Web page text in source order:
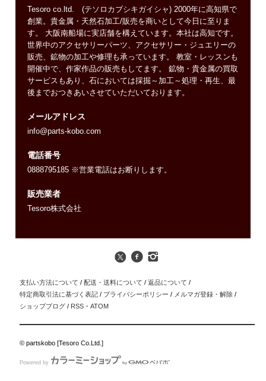
Tesoro co.ltd. (テソロカブシキガイシャ) 2000年に高知県で
創業。貴金属・天然石加工/販売を商いとして今日に至りま
す。 大阪南船場に実店舗を構えています。本社は高知です。
世界中のアクセサリーパーツ、アクセサリー・ジュエリーの
販売、鉱物の加工や修理も承っています。 教室・レッスンも
開催中で、作家作品の販売もしてます。 鉱物・貴金属の買取
サービスもあり、石においては採掘～加工～処理・再生、最
後までおつきあいさせていただいております。
メールアドレス
info@parts-kobo.com
電話番号
0888795185 ※営業電話はお断りします。
販売業者
Tesoro株式会社
支払い方法について / 配送・送料について / 返品について /
特定商取引法に基づく表記 / プライバシーポリシー / メルマガ登録・解除 /
ショップブログ / RSS ・ATOM
© partskobo [Tesoro Co.Ltd.]
Powered by